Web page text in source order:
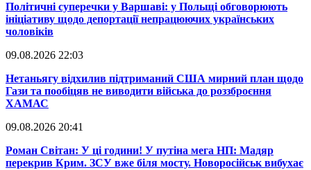
​Політичні суперечки у Варшаві: у Польщі обговорюють
ініціативу щодо депортації непрацюючих українських
чоловіків
09.08.2026 22:03
​Нетаньягу відхилив підтриманий США мирний план щодо
Гази та пообіцяв не виводити війська до роззброєння
ХАМАС
09.08.2026 20:41
​Роман Світан: У ці години! У путіна мега НП: Мадяр
перекрив Крим. ЗСУ вже біля мосту. Новоросійськ вибухає